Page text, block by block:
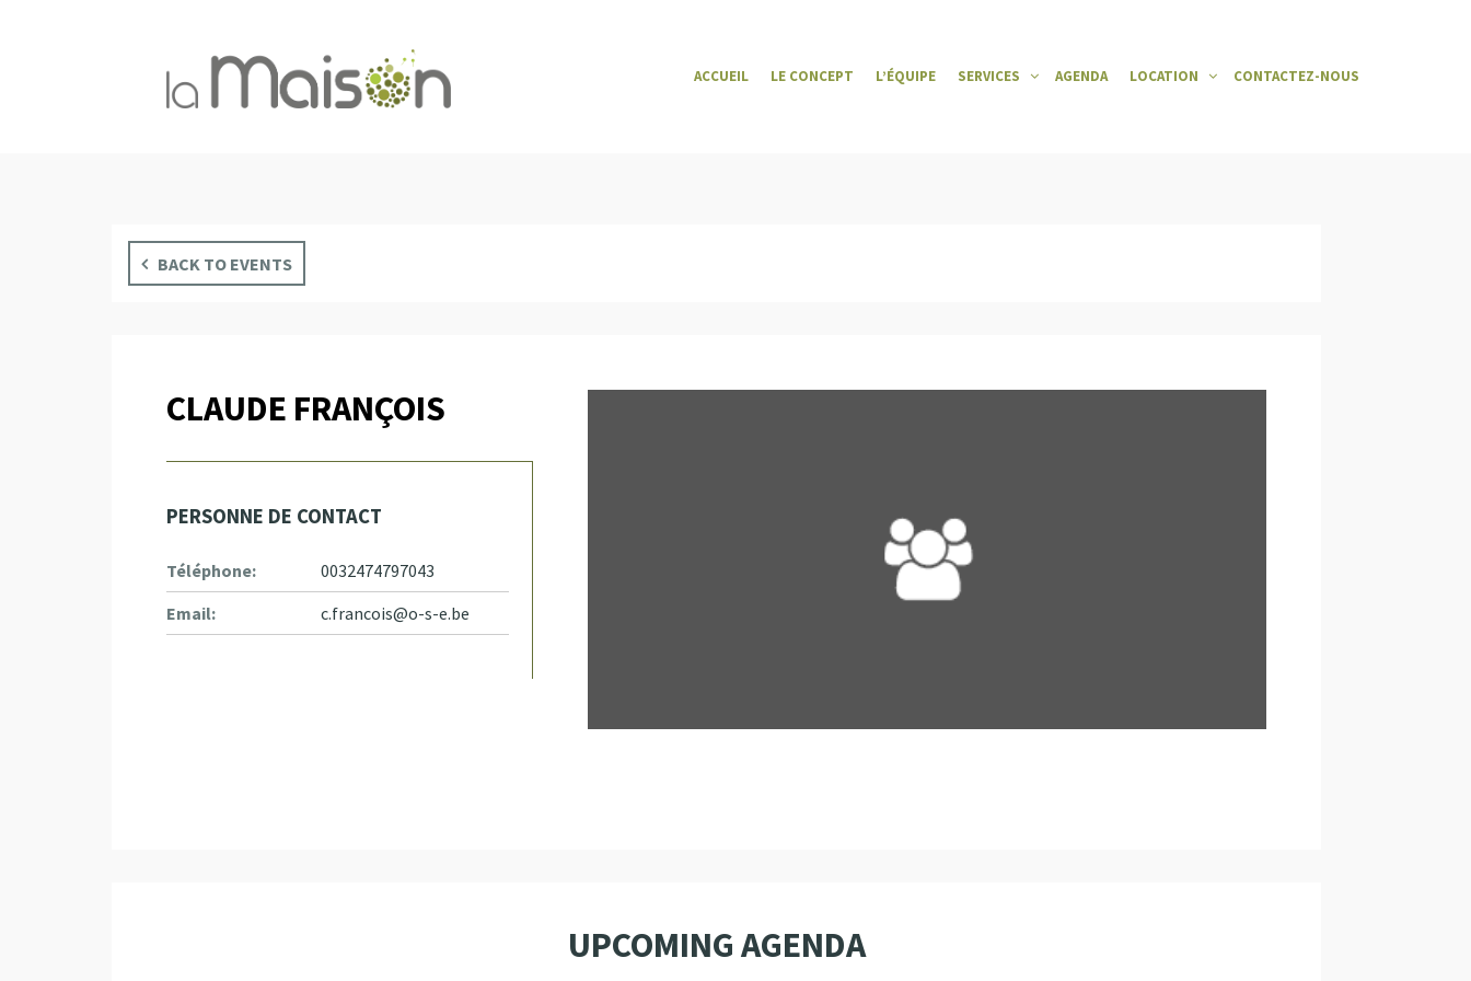
ACCUEIL LE CONCEPT L’ÉQUIPE SERVICES AGENDA LOCATION CONTACTEZ-NOUS
BACK TO EVENTS
CLAUDE FRANÇOIS
PERSONNE DE CONTACT
Téléphone:
0032474797043
Email:
c.francois@o-s-e.be
UPCOMING AGENDA